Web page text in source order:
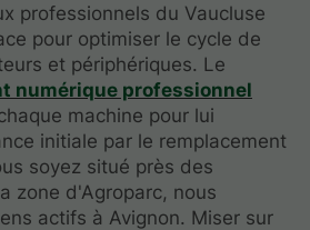
professionnels du Vaucluse
pour optimiser le cycle de
et périphériques. Le
numérique professionnel
machine pour lui
initiale par le remplacement
soyez situé près des
zone d'Agroparc, nous
actifs à Avignon. Miser sur